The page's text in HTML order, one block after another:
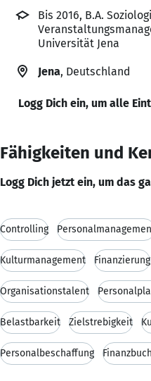
Bis 2016, B.A.
Universität Jena
Jena, Deutschland
Logg Dich ein, um alle
Fähigkeiten und
Logg Dich jetzt ein, um das
Controlling
Kulturmanagement Finanzierung
Organisationstalent
Belastbarkeit Zielstrebigkeit
Personalbeschaffung